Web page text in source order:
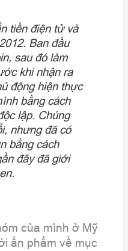
tiền điện tử và
Ban đầu
sau đó làm
khi nhận ra
động hiện thực
bằng cách
lập. Chúng
nhưng đã có
bằng cách
đây đã giới
của mình ở Mỹ
ấn phẩm về mục